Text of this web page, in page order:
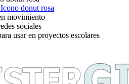
donut rosa
movimiento
sociales
usar en proyectos escolares